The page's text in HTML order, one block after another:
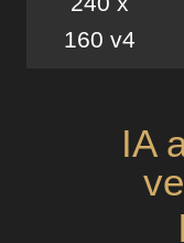
IA